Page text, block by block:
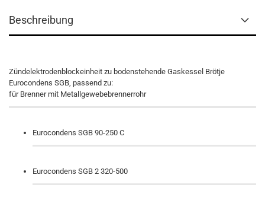
Beschreibung
Zündelektrodenblockeinheit zu bodenstehende Gaskessel Brötje
Eurocondens SGB, passend zu:
für Brenner mit Metallgewebebrennerrohr
Eurocondens SGB 90-250 C
Eurocondens SGB 2 320-500